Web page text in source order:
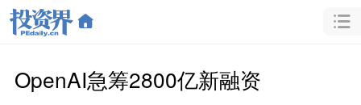
OpenAI急筹2800亿新融资